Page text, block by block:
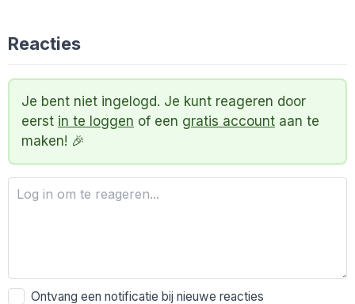
Reacties
Je bent niet ingelogd. Je kunt reageren door
eerst in te loggen of een gratis account aan te
maken! 🎉
Ontvang een notificatie bij nieuwe reacties